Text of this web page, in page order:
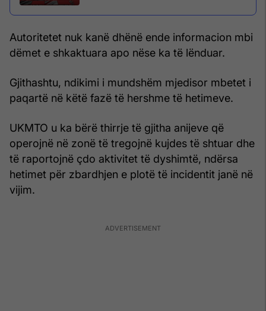
Autoritetet nuk kanë dhënë ende informacion mbi
dëmet e shkaktuara apo nëse ka të lënduar.
Gjithashtu, ndikimi i mundshëm mjedisor mbetet i
paqartë në këtë fazë të hershme të hetimeve.
UKMTO u ka bërë thirrje të gjitha anijeve që
operojnë në zonë të tregojnë kujdes të shtuar dhe
të raportojnë çdo aktivitet të dyshimtë, ndërsa
hetimet për zbardhjen e plotë të incidentit janë në
vijim.